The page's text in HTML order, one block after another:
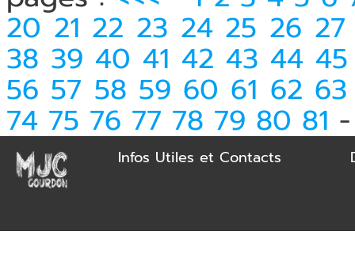
20 21 22 23 24 25 26 27
38 39 40 41 42 43 44 45
56 57 58 59 60 61 62 63
74 75 76 77 78 79 80 81
Infos Utiles et Contacts